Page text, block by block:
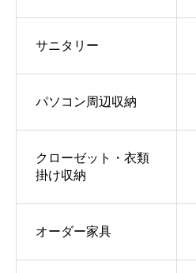
サニタリー
パソコン周辺収納
クローゼット・衣類
掛け収納
オーダー家具